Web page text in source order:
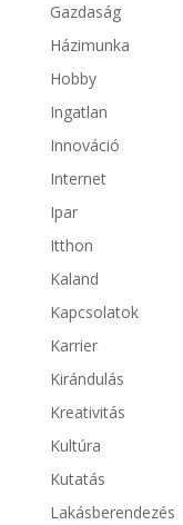
Gazdaság
Házimunka
Hobby
Ingatlan
Innováció
Internet
Ipar
Itthon
Kaland
Kapcsolatok
Karrier
Kirándulás
Kreativitás
Kultúra
Kutatás
Lakásberendezés